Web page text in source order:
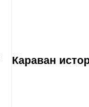
Караван